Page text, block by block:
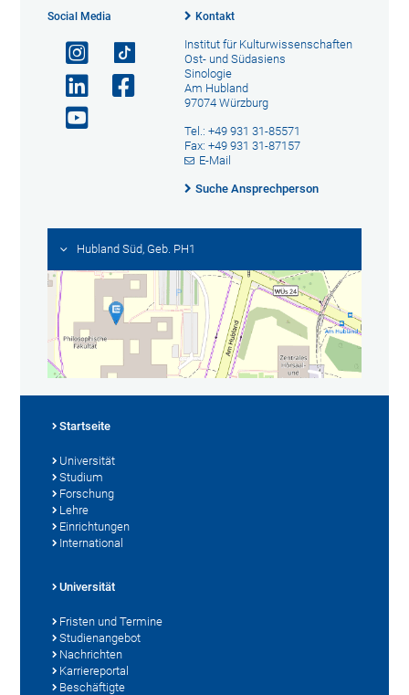
Social Media Kontakt
Institut für Kulturwissenschaften
Ost- und Südasiens
Sinologie
Am Hubland
97074 Würzburg
Tel.: +49 931 31-85571
Fax: +49 931 31-87157
E-Mail
Suche Ansprechperson
Hubland Süd, Geb. PH1
Startseite
Universität
Studium
Forschung
Lehre
Einrichtungen
International
Universität
Fristen und Termine
Studienangebot
Nachrichten
Karriereportal
Beschäftigte